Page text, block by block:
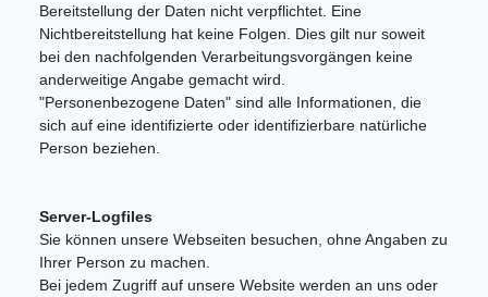
Bereitstellung der Daten nicht verpflichtet. Eine
Nichtbereitstellung hat keine Folgen. Dies gilt nur soweit
bei den nachfolgenden Verarbeitungsvorgängen keine
anderweitige Angabe gemacht wird.
"Personenbezogene Daten" sind alle Informationen, die
sich auf eine identifizierte oder identifizierbare natürliche
Person beziehen.
Server-Logfiles
Sie können unsere Webseiten besuchen, ohne Angaben zu
Ihrer Person zu machen.
Bei jedem Zugriff auf unsere Website werden an uns oder